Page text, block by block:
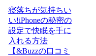
寝落ちが気持ちい
い!iPhoneの秘密の
設定で快眠を手に
入れる方法
【&Buzzの口コミ